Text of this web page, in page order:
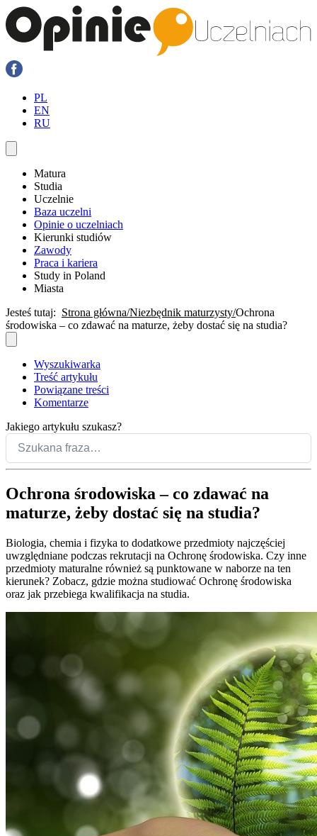
PL
EN
RU
Matura
Studia
Uczelnie
Baza uczelni
Opinie o uczelniach
Kierunki studiów
Zawody
Praca i kariera
Study in Poland
Miasta
Jesteś tutaj: Strona główna Niezbędnik maturzysty Ochrona
środowiska – co zdawać na maturze, żeby dostać się na studia?
Wyszukiwarka
Treść artykułu
Powiązane treści
Komentarze
Jakiego artykułu szukasz?
Ochrona środowiska – co zdawać na
maturze, żeby dostać się na studia?
Biologia, chemia i fizyka to dodatkowe przedmioty najczęściej
uwzględniane podczas rekrutacji na Ochronę środowiska. Czy inne
przedmioty maturalne również są punktowane w naborze na ten
kierunek? Zobacz, gdzie można studiować Ochronę środowiska
oraz jak przebiega kwalifikacja na studia.